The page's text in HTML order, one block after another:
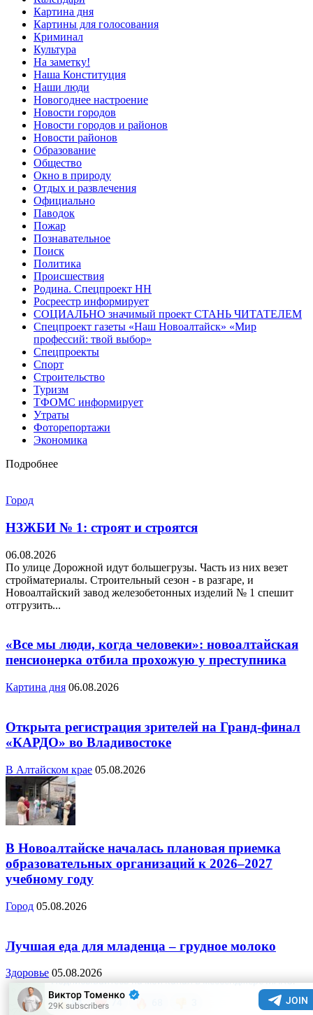
Картина дня
Картины для голосования
Криминал
Культура
На заметку!
Наша Конституция
Наши люди
Новогоднее настроение
Новости городов
Новости городов и районов
Новости районов
Образование
Общество
Окно в природу
Отдых и развлечения
Официально
Паводок
Пожар
Познавательное
Поиск
Политика
Происшествия
Родина. Спецпроект НН
Росреестр информирует
СОЦИАЛЬНО значимый проект СТАНЬ ЧИТАТЕЛЕМ
Спецпроект газеты «Наш Новоалтайск» «Мир
профессий: твой выбор»
Спецпроекты
Спорт
Строительство
Туризм
ТФОМС информирует
Утраты
Фоторепортажи
Экономика
Подробнее
Город
НЗЖБИ № 1: строят и строятся
06.08.2026
По улице Дорожной идут большегрузы. Часть из них везет
стройматериалы. Строительный сезон - в разгаре, и
Новоалтайский завод железобетонных изделий № 1 спешит
отгрузить...
«Все мы люди, когда человеки»: новоалтайская
пенсионерка отбила прохожую у преступника
Картина дня 06.08.2026
Открыта регистрация зрителей на Гранд-финал
«КАРДО» во Владивостоке
В Алтайском крае 05.08.2026
В Новоалтайске началась плановая приемка
образовательных организаций к 2026–2027
учебному году
Город 05.08.2026
Лучшая еда для младенца – грудное молоко
Здоровье 05.08.2026